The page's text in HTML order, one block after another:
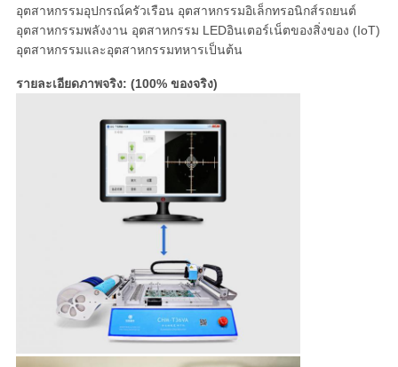
อุตสาหกรรมอุปกรณ์ครัวเรือน อุตสาหกรรมอิเล็กทรอนิกส์รถยนต์
อุตสาหกรรมพลังงาน อุตสาหกรรม LEDอินเตอร์เน็ตของสิ่งของ (IoT)
อุตสาหกรรมและอุตสาหกรรมทหารเป็นต้น
รายละเอียดภาพจริง: (100% ของจริง)